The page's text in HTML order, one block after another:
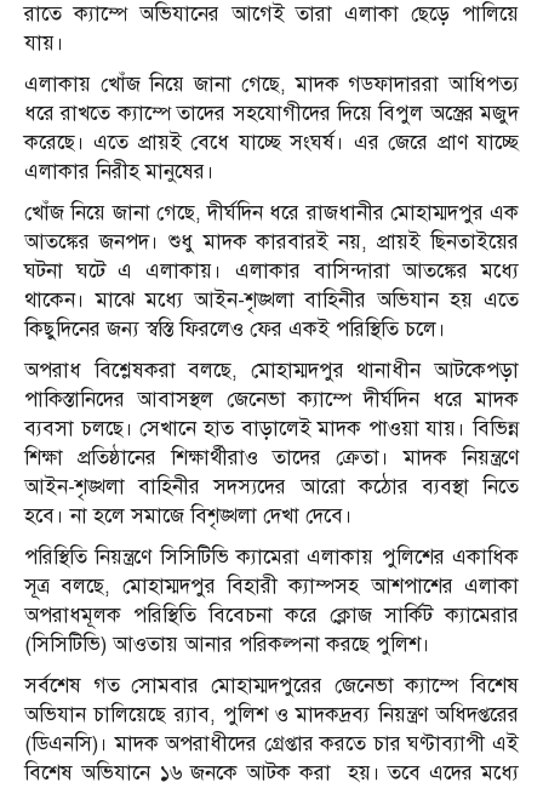
রাতে ক্যাম্পে অভিযানের আগেই তারা এলাকা ছেড়ে পালিয়ে
যায়।
এলাকায় খোঁজ নিয়ে জানা গেছে, মাদক গডফাদাররা আধিপত্য
ধরে রাখতে ক্যাম্পে তাদের সহযোগীদের দিয়ে বিপুল অস্ত্রের মজুদ
করেছে। এতে প্রায়ই বেধে যাচ্ছে সংঘর্ষ। এর জেরে প্রাণ যাচ্ছে
এলাকার নিরীহ মানুষের।
খোঁজ নিয়ে জানা গেছে, দীর্ঘদিন ধরে রাজধানীর মোহাম্মদপুর এক
আতঙ্কের জনপদ। শুধু মাদক কারবারই নয়, প্রায়ই ছিনতাইয়ের
ঘটনা ঘটে এ এলাকায়। এলাকার বাসিন্দারা আতঙ্কের মধ্যে
থাকেন। মাঝে মধ্যে আইন-শৃঙ্খলা বাহিনীর অভিযান হয় এতে
কিছুদিনের জন্য স্বস্তি ফিরলেও ফের একই পরিস্থিতি চলে।
অপরাধ বিশ্লেষকরা বলছে, মোহাম্মদপুর থানাধীন আটকেপড়া
পাকিস্তানিদের আবাসস্থল জেনেভা ক্যাম্পে দীর্ঘদিন ধরে মাদক
ব্যবসা চলছে। সেখানে হাত বাড়ালেই মাদক পাওয়া যায়। বিভিন্ন
শিক্ষা প্রতিষ্ঠানের শিক্ষার্থীরাও তাদের ক্রেতা। মাদক নিয়ন্ত্রণে
আইন-শৃঙ্খলা বাহিনীর সদস্যদের আরো কঠোর ব্যবস্থা নিতে
হবে। না হলে সমাজে বিশৃঙ্খলা দেখা দেবে।
পরিস্থিতি নিয়ন্ত্রণে সিসিটিভি ক্যামেরা এলাকায় পুলিশের একাধিক
সূত্র বলছে, মোহাম্মদপুর বিহারী ক্যাম্পসহ আশপাশের এলাকা
অপরাধমূলক পরিস্থিতি বিবেচনা করে ক্লোজ সার্কিট ক্যামেরার
(সিসিটিভি) আওতায় আনার পরিকল্পনা করছে পুলিশ।
সর্বশেষ গত সোমবার মোহাম্মদপুরের জেনেভা ক্যাম্পে বিশেষ
অভিযান চালিয়েছে র‌্যাব, পুলিশ ও মাদকদ্রব্য নিয়ন্ত্রণ অধিদপ্তরের
(ডিএনসি)। মাদক অপরাধীদের গ্রেপ্তার করতে চার ঘণ্টাব্যাপী এই
বিশেষ অভিযানে ১৬ জনকে আটক করা হয়। তবে এদের মধ্যে